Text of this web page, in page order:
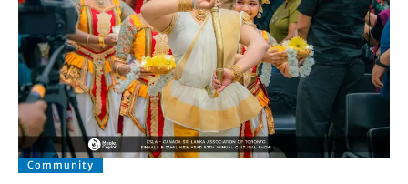
Community